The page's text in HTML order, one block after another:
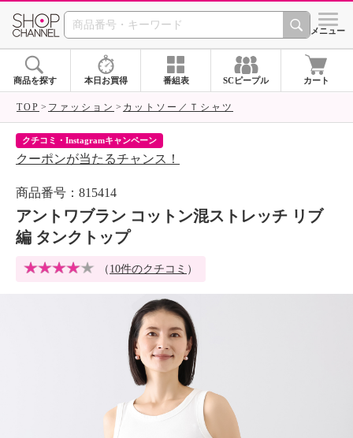
SHOP CHANNEL シメニュー
商品を探す 本日お買得 番組表 SCピープル カート
TOP ファッション カットソー／Ｔシャツ
クチコミ・Instagramキャンペーン
クーポンが当たるチャンス！
商品番号：815414
アントワブラン コットン混ストレッチ リブ
編 タンクトップ
（ 10件のクチコミ ）